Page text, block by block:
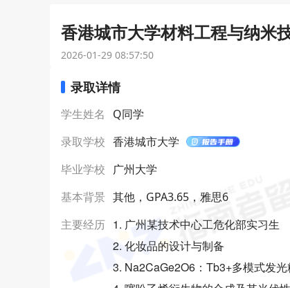
香港城市大学材料工程与纳
2026-01-29 08:57:50
录取详情
学生姓名 Q同学
录取学校 香港城市大学
毕业学校 广州大学
基本背景 其他，GPA3.65，雅思6
主要经历 1. 广州某技术中心工危化部实习生
2. 化妆品的设计与制备
3. Na2CaGe2O6：Tb3+多模式发